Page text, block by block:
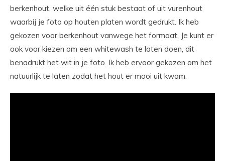
berkenhout, welke uit één stuk bestaat of uit vurenhout
waarbij je foto op houten platen wordt gedrukt. Ik heb
gekozen voor berkenhout vanwege het formaat. Je kunt er
ook voor kiezen om een whitewash te laten doen, dit
benadrukt het wit in je foto. Ik heb ervoor gekozen om het
natuurlijk te laten zodat het hout er mooi uit kwam.